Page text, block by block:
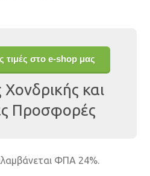
τιμές στο e-shop μας
και
Προσφορές
ΦΠΑ 24%.